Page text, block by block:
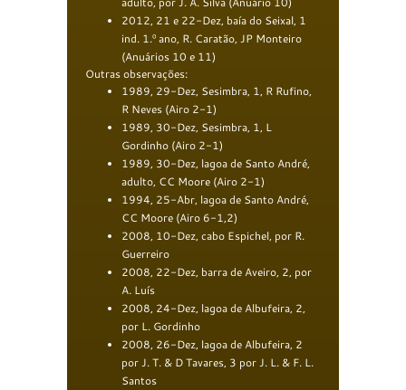
2012, 21 e 22-Dez, baía do Seixal, 1
ind. 1.º ano, R. Caratão, JP Monteiro
(Anuários 10 e 11)
Outras observações:
1989, 29-Dez, Sesimbra, 1, R Rufino,
R Neves (Airo 2-1)
1989, 30-Dez, Sesimbra, 1, L
Gordinho (Airo 2-1)
1989, 30-Dez, lagoa de Santo André,
adulto, CC Moore (Airo 2-1)
1994, 25-Abr, lagoa de Santo André,
CC Moore (Airo 6-1,2)
2008, 10-Dez, cabo Espichel, por R.
Guerreiro
2008, 22-Dez, barra de Aveiro, 2, por
A. Luís
2008, 24-Dez, lagoa de Albufeira, 2,
por L. Gordinho
2008, 26-Dez, lagoa de Albufeira, 2
por J. T. & D Tavares, 3 por J. L. & F. L.
Santos